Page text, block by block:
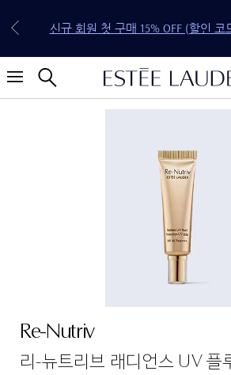
신규 회원 첫 구매 15% OFF (할인 코
NEW 퓨어 컬러 젤리 글로우 오일
NEW 더블웨어 스킨 핏 쿠션을
요.
10만원 이상 구매 시 3종 기프
20만원 이상 구매 시 4종 기프
상당 4종 기프트 세트 & 젬스톤 글
Re-Nutriv
리-뉴트리브 래디언스 UV 플